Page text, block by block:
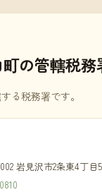
の管轄税務
る税務署です。
岩見沢市2条東4丁目